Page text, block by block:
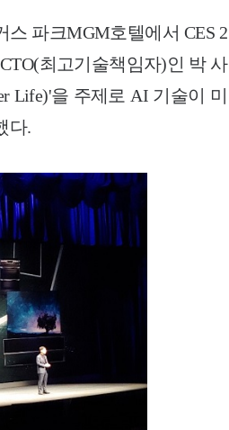
스 파크MGM호텔에서 CES 2
최고기술책임자)인 박 사
Life)'을 주제로 AI 기술이 미
다.